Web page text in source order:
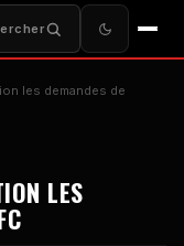
les demandes de
LES